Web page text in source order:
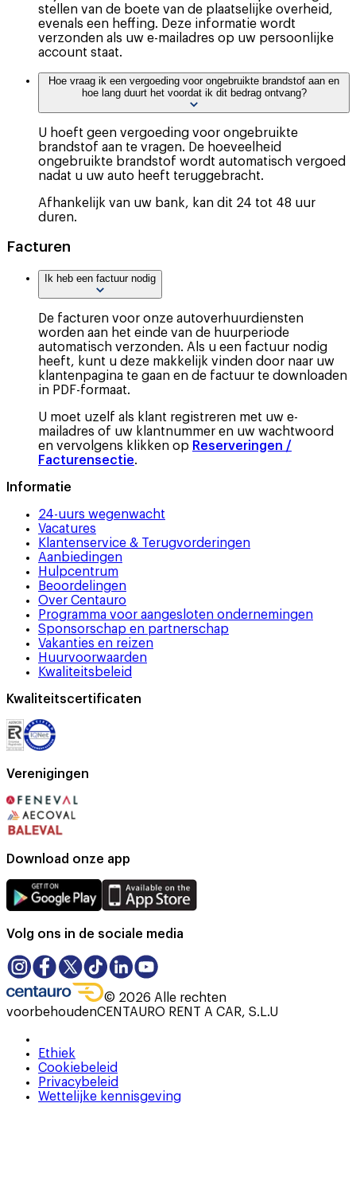
stellen van de boete van de plaatselijke overheid,
evenals een heffing. Deze informatie wordt
verzonden als uw e-mailadres op uw persoonlijke
account staat.
Hoe vraag ik een vergoeding voor ongebruikte brandstof aan en
hoe lang duurt het voordat ik dit bedrag ontvang?
U hoeft geen vergoeding voor ongebruikte
brandstof aan te vragen. De hoeveelheid
ongebruikte brandstof wordt automatisch vergoed
nadat u uw auto heeft teruggebracht.
Afhankelijk van uw bank, kan dit 24 tot 48 uur
duren.
Facturen
Ik heb een factuur nodig
De facturen voor onze autoverhuurdiensten
worden aan het einde van de huurperiode
automatisch verzonden. Als u een factuur nodig
heeft, kunt u deze makkelijk vinden door naar uw
klantenpagina te gaan en de factuur te downloaden
in PDF-formaat.
U moet uzelf als klant registreren met uw e-
mailadres of uw klantnummer en uw wachtwoord
en vervolgens klikken op Reserveringen /
Facturensectie.
Informatie
24-uurs wegenwacht
Vacatures
Klantenservice & Terugvorderingen
Aanbiedingen
Hulpcentrum
Beoordelingen
Over Centauro
Programma voor aangesloten ondernemingen
Sponsorschap en partnerschap
Vakanties en reizen
Huurvoorwaarden
Kwaliteitsbeleid
Kwaliteitscertificaten
Verenigingen
Download onze app
Volg ons in de sociale media
© 2026 Alle rechten
voorbehoudenCENTAURO RENT A CAR, S.L.U
Ethiek
Cookiebeleid
Privacybeleid
Wettelijke kennisgeving